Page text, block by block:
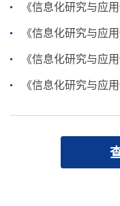
《信息化研究与应
《信息化研究与应
《信息化研究与应
《信息化研究与应